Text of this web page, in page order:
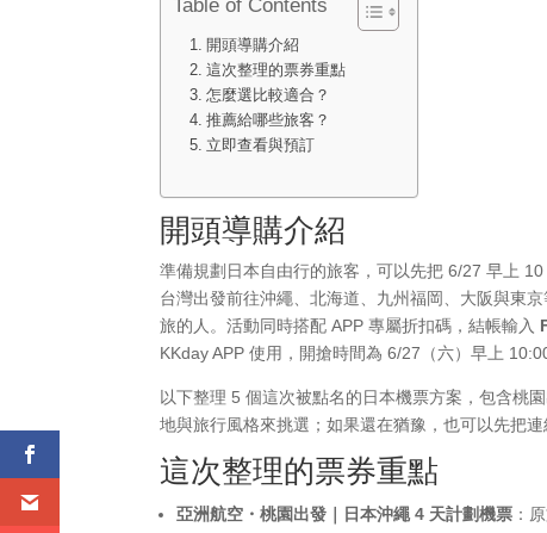
Table of Contents
開頭導購介紹
這次整理的票券重點
怎麼選比較適合？
推薦給哪些旅客？
立即查看與預訂
開頭導購介紹
準備規劃日本自由行的旅客，可以先把 6/27 早上
台灣出發前往沖繩、北海道、九州福岡、大阪與東
旅的人。活動同時搭配 APP 專屬折扣碼，結帳輸入
KKday APP 使用，開搶時間為 6/27（六）早上 10:00
以下整理 5 個這次被點名的日本機票方案，包含桃
地與旅行風格來挑選；如果還在猶豫，也可以先把
這次整理的票券重點
亞洲航空・桃園出發｜日本沖繩 4 天計劃機票 ：